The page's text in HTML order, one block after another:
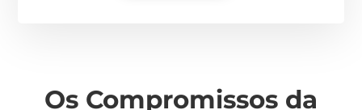
Os Compromissos da